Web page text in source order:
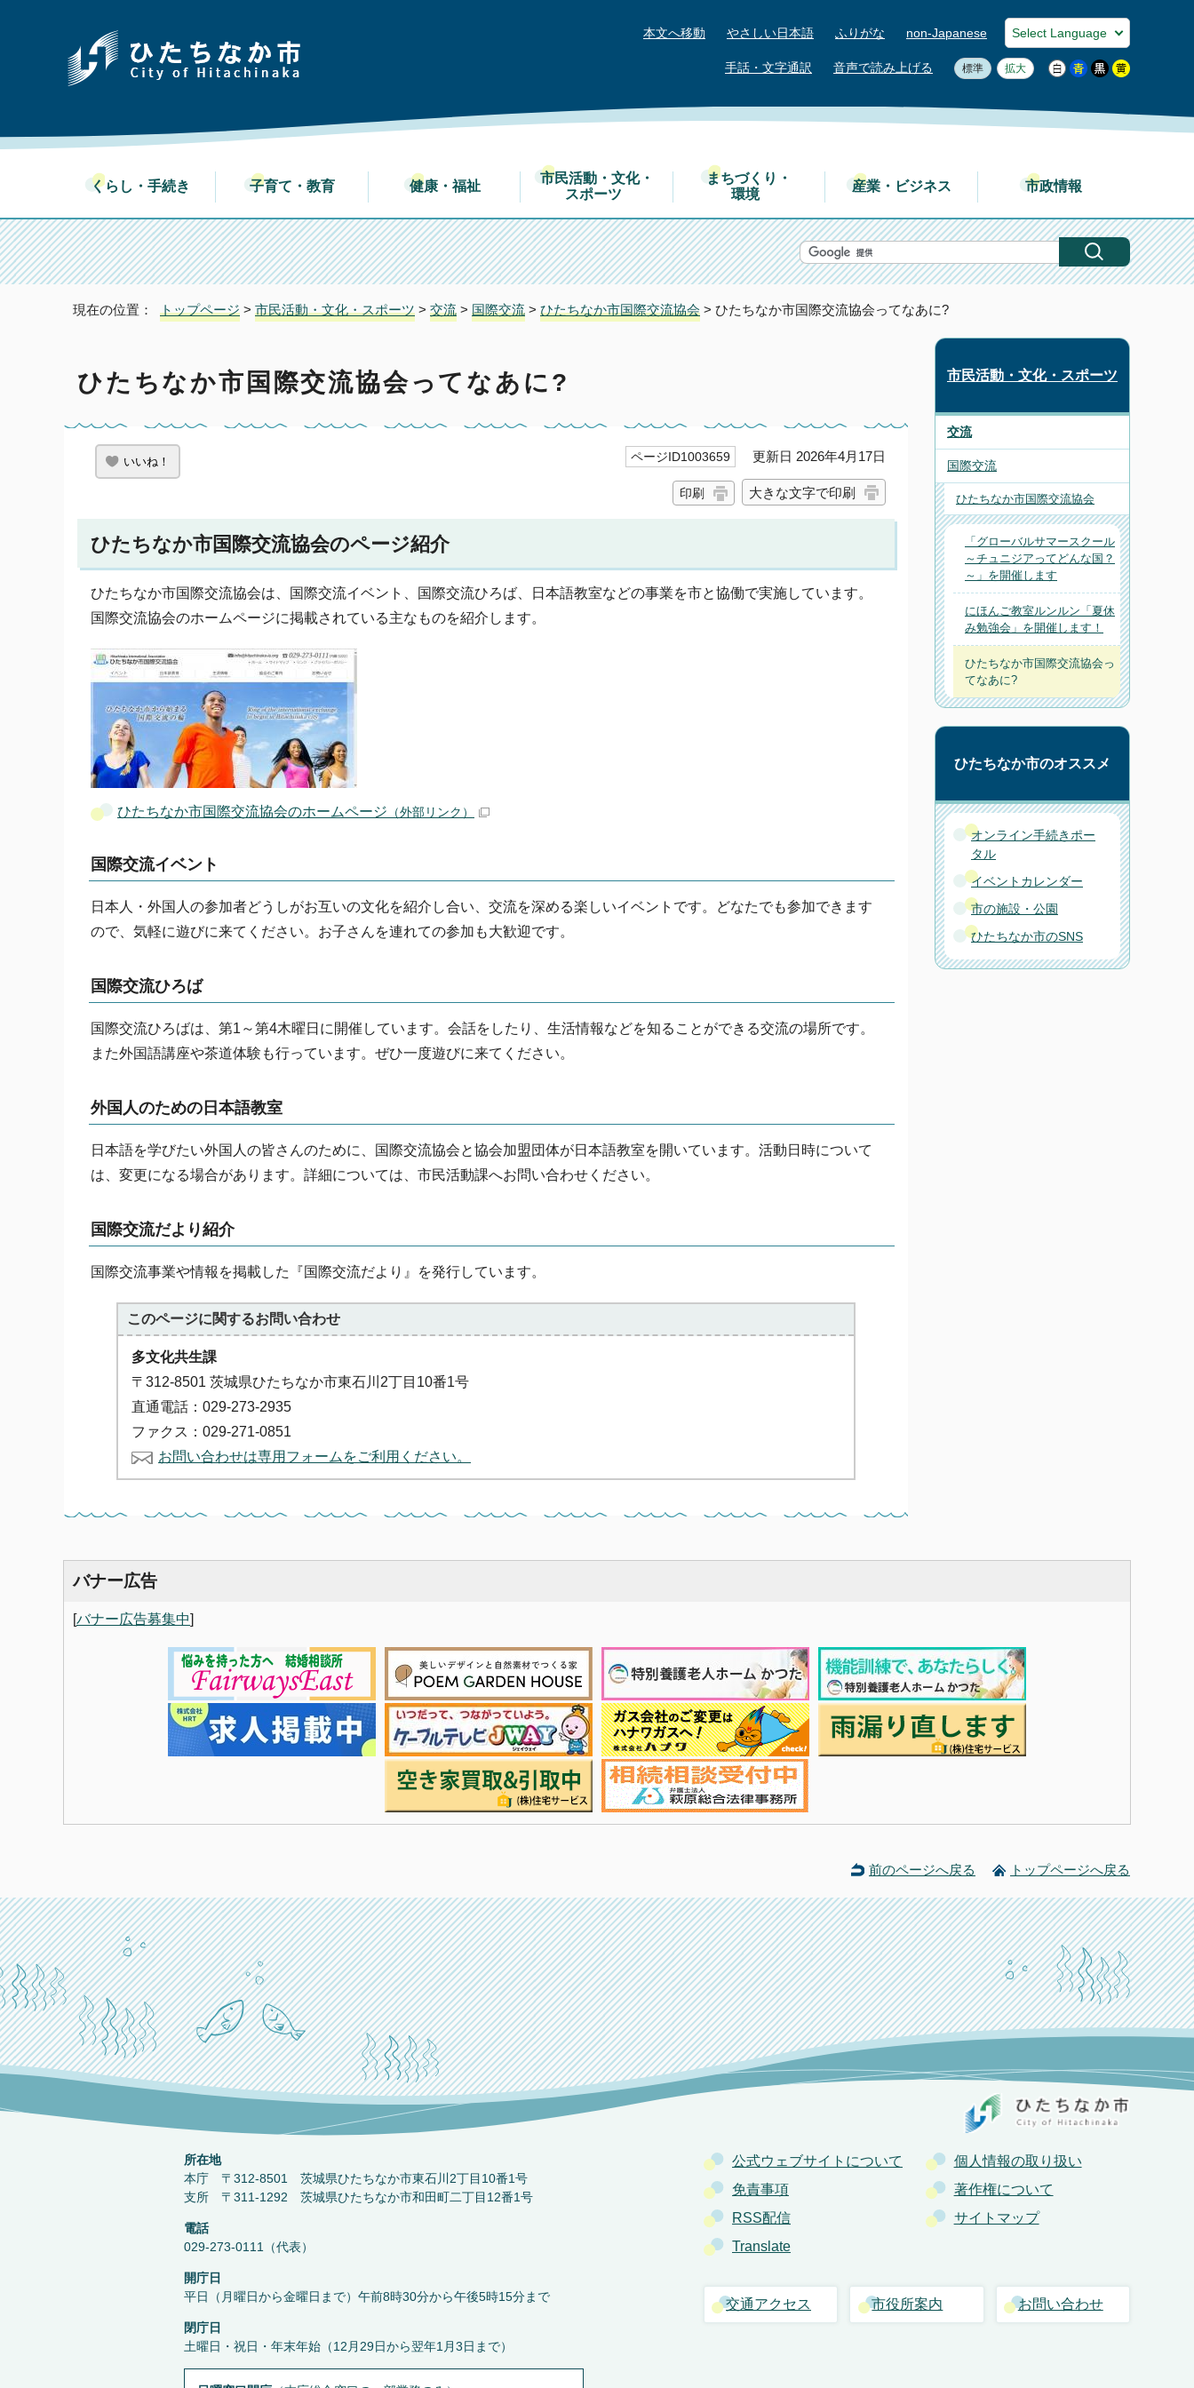
本文へ移動 やさしい日本語 ふりがな non-Japanese
手話・文字通訳 音声で読み上げる 標準 拡大
くらし・手続き 子育て・教育 健康・福祉
市民活動・文化・
スポーツ
まちづくり・
環境
産業・ビジネス 市政情報
現在の位置： トップページ > 市民活動・文化・スポーツ > 交流 > 国際交流 > ひたちなか市国際交流協会 > ひたちなか市国際交流協会ってなあに?
ひたちなか市国際交流協会ってなあに?
いいね！ ページID1003659 更新日 2026年4月17日
印刷 大きな文字で印刷
ひたちなか市国際交流協会のページ紹介
ひたちなか市国際交流協会は、国際交流イベント、国際交流ひろば、日本語教室などの事業を市と協働で実施しています。
国際交流協会のホームページに掲載されている主なものを紹介します。
ひたちなか市国際交流協会のホームページ （外部リンク）
国際交流イベント
日本人・外国人の参加者どうしがお互いの文化を紹介し合い、交流を深める楽しいイベントです。どなたでも参加できます
ので、気軽に遊びに来てください。お子さんを連れての参加も大歓迎です。
国際交流ひろば
国際交流ひろばは、第1～第4木曜日に開催しています。会話をしたり、生活情報などを知ることができる交流の場所です。
また外国語講座や茶道体験も行っています。ぜひ一度遊びに来てください。
外国人のための日本語教室
日本語を学びたい外国人の皆さんのために、国際交流協会と協会加盟団体が日本語教室を開いています。活動日時について
は、変更になる場合があります。詳細については、市民活動課へお問い合わせください。
国際交流だより紹介
国際交流事業や情報を掲載した『国際交流だより』を発行しています。
このページに関するお問い合わせ
多文化共生課
〒312-8501 茨城県ひたちなか市東石川2丁目10番1号
直通電話：029-273-2935
ファクス：029-271-0851
お問い合わせは専用フォームをご利用ください。
市民活動・文化・スポーツ
交流
国際交流
ひたちなか市国際交流協会
「グローバルサマースクール
～チュニジアってどんな国？
～」を開催します
にほんご教室ルンルン「夏休
み勉強会」を開催します！
ひたちなか市国際交流協会っ
てなあに?
ひたちなか市のオススメ
オンライン手続きポー
タル
イベントカレンダー
市の施設・公園
ひたちなか市のSNS
バナー広告
[バナー広告募集中]
前のページへ戻る トップページへ戻る
公式ウェブサイトについて
個人情報の取り扱い
免責事項
著作権について
RSS配信
サイトマップ
Translate
交通アクセス 市役所案内 お問い合わせ
所在地
本庁 〒312-8501 茨城県ひたちなか市東石川2丁目10番1号
支所 〒311-1292 茨城県ひたちなか市和田町二丁目12番1号
電話
029-273-0111（代表）
開庁日
平日（月曜日から金曜日まで）午前8時30分から午後5時15分まで
閉庁日
土曜日・祝日・年末年始（12月29日から翌年1月3日まで）